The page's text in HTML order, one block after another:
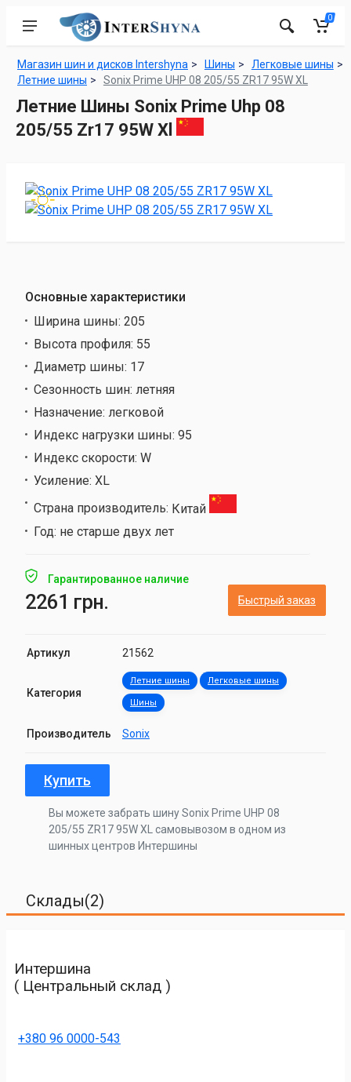
0
Магазин шин и дисков Intershyna Шины
Легковые шины
Летние шины
Sonix Prime UHP 08 205/55 ZR17 95W XL
Летние Шины Sonix Prime Uhp 08
205/55 Zr17 95W Xl
Основные характеристики
Ширина шины: 205
Высота профиля: 55
Диаметр шины: 17
Сезонность шин: летняя
Назначение: легковой
Индекс нагрузки шины: 95
Индекс скорости: W
Усиление: XL
Страна производитель: Китай
Год: не старше двух лет
Гарантированное наличие
2261 грн. Быстрый заказ
Артикул 21562
Категория
Летние шины Легковые шины
Шины
Производитель Sonix
Купить
Вы можете забрать шину Sonix Prime UHP 08
205/55 ZR17 95W XL самовывозом в одном из
шинных центров Интершины
Склады(2)
Интершина
( Центральный склад )
+380 96 0000-543